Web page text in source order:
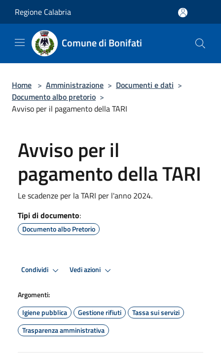
Regione Calabria
Comune di Bonifati
Home > Amministrazione > Documenti e dati >
Documento albo pretorio >
Avviso per il pagamento della TARI
Avviso per il
pagamento della TARI
Le scadenze per la TARI per l'anno 2024.
Tipi di documento:
Documento albo Pretorio
Condividi Vedi azioni
Argomenti:
Igiene pubblica
Gestione rifiuti
Tassa sui servizi
Trasparenza amministrativa